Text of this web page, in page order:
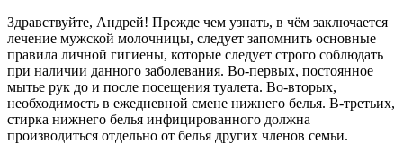
Здравствуйте, Андрей! Прежде чем узнать, в чём заключается
лечение мужской молочницы, следует запомнить основные
правила личной гигиены, которые следует строго соблюдать
при наличии данного заболевания. Во-первых, постоянное
мытье рук до и после посещения туалета. Во-вторых,
необходимость в ежедневной смене нижнего белья. В-третьих,
стирка нижнего белья инфицированного должна
производиться отдельно от белья других членов семьи.